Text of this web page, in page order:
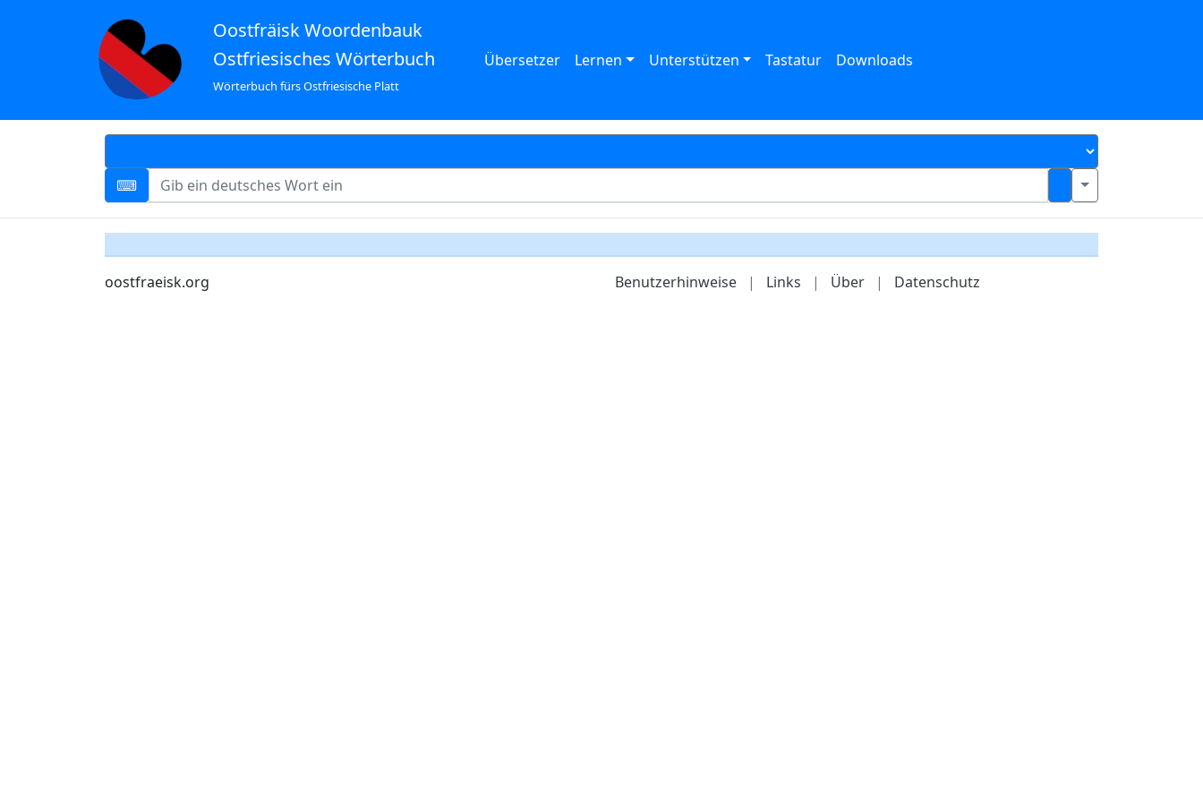
Oostfräisk Woordenbauk
Ostfriesisches Wörterbuch
Wörterbuch fürs Ostfriesische Platt
Übersetzer Lernen Unterstützen Tastatur Downloads
oostfraeisk.org Benutzerhinweise | Links | Über | Datenschutz